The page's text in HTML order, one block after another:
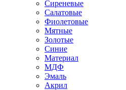
Сиреневые
Салатовые
Фиолетовые
Мятные
Золотые
Синие
Материал
МДФ
Эмаль
Акрил